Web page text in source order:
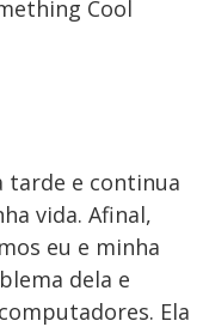
Cool
tarde e continua
vida. Afinal,
eu e minha
dela e
Ela